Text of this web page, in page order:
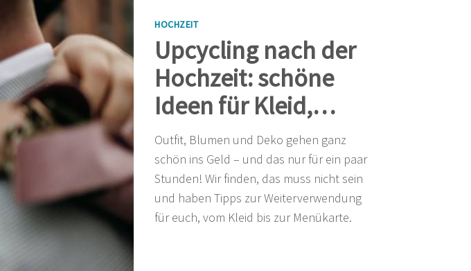
HOCHZEIT
Upcycling nach der
Hochzeit: schöne
Ideen für Kleid,
Blumen & Co.
Outfit, Blumen und Deko gehen ganz
schön ins Geld – und das nur für ein paar
Stunden! Wir finden, das muss nicht sein
und haben Tipps zur Weiterverwendung
für euch, vom Kleid bis zur Menükarte.